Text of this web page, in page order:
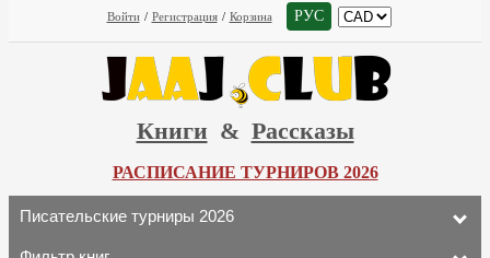
Войти / Регистрация / Корзина РУС
Книги & Рассказы
РАСПИСАНИЕ ТУРНИРОВ 2026
Писательские турниры 2026